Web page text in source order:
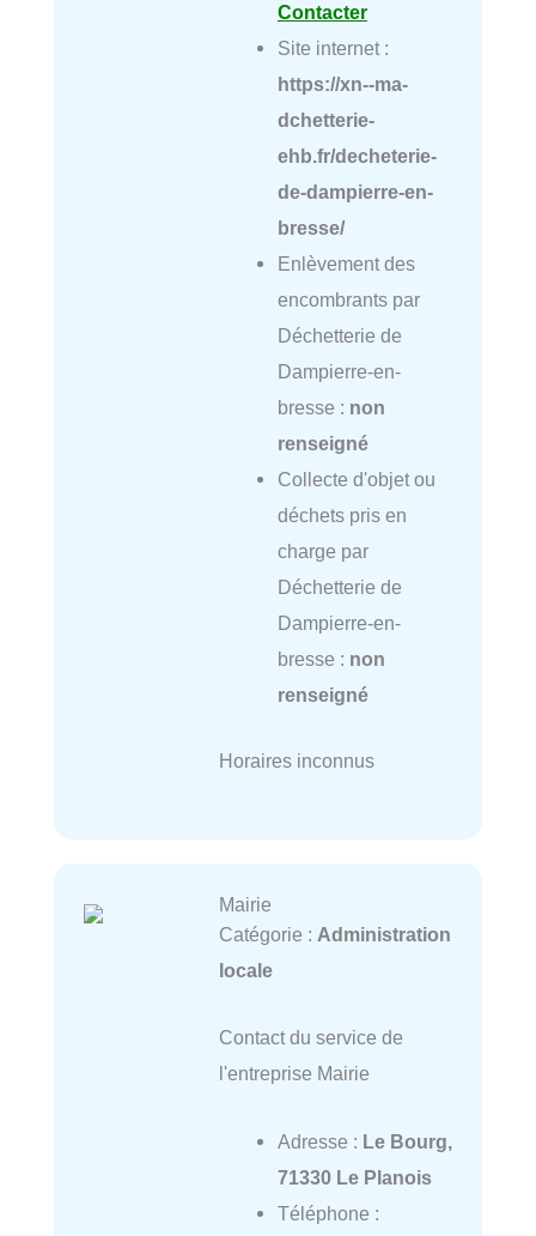
Contacter
Site internet :
https://xn--ma-
dchetterie-
ehb.fr/decheterie-
de-dampierre-en-
bresse/
Enlèvement des
encombrants par
Déchetterie de
Dampierre-en-
bresse : non
renseigné
Collecte d'objet ou
déchets pris en
charge par
Déchetterie de
Dampierre-en-
bresse : non
renseigné
Horaires inconnus
Mairie
Catégorie : Administration
locale
Contact du service de
l'entreprise Mairie
Adresse : Le Bourg,
71330 Le Planois
Téléphone :